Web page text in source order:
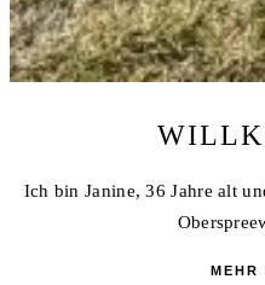
Ich bin Janine, 36 Jahre alt
MEHR